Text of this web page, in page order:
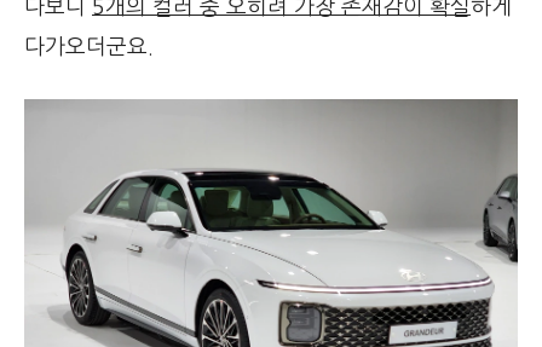
다보니 5개의 컬러 중 오히려 가장 존재감이 확실하게
다가오더군요.